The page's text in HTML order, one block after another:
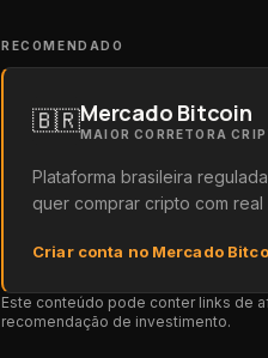
RECOMENDADO
🇧🇷Mercado Bitcoin
MAIOR CORRETORA
Plataforma brasileira
quer comprar cripto com real
Criar conta no Mercado
Este conteúdo pode conter links de
recomendação de investimento.